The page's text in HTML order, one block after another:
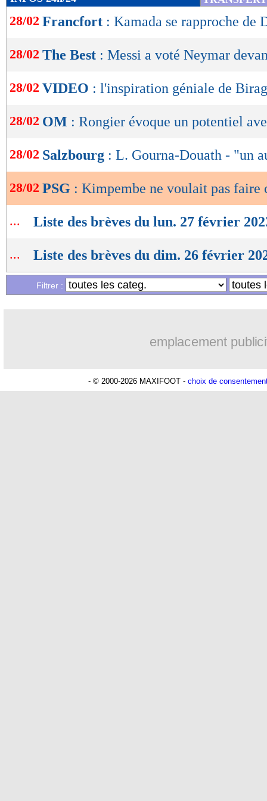
Lu 1.361 fois- Romain Rigaux
de
lecture
OK
28/02 Francfort : Kamada se rapproche de
28/02 The Best : Messi a voté Neymar
28/02 VIDEO : l'inspiration géniale de
28/02 OM : Rongier évoque un potentiel
28/02 Salzbourg : L. Gourna-Douath - "un
28/02 PSG : Kimpembe ne voulait pas
... Liste des brèves du lun. 27 février
... Liste des brèves du dim. 26 février
Filtrer :
emplacement
- © 2000-2026 MAXIFOOT - choix de